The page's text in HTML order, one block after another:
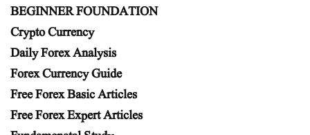
BEGINNER FOUNDATION
Crypto Currency
Daily Forex Analysis
Forex Currency Guide
Free Forex Basic Articles
Free Forex Expert Articles